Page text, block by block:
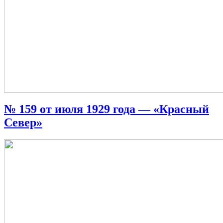
№ 159 от июля 1929 года — «Красный
Север»